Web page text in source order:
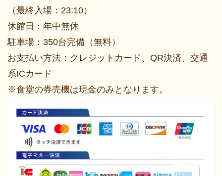
（最終入場：23:10）
休館日：年中無休
駐車場：350台完備（無料）
お支払い方法：クレジットカード、QR決済、交通
系ICカード
※食堂の券売機は現金のみとなります。